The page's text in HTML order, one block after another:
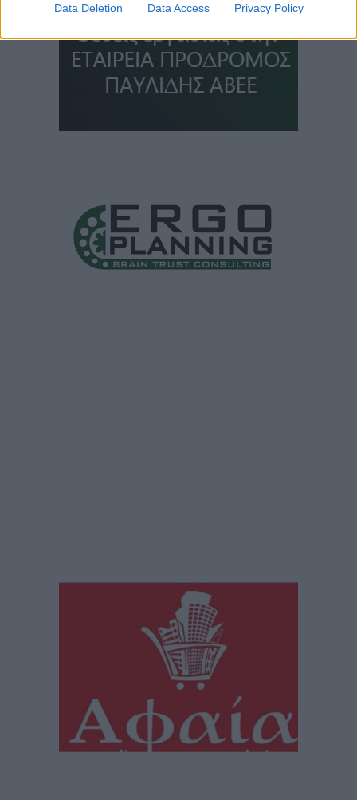
Data Deletion Data Access Privacy Policy